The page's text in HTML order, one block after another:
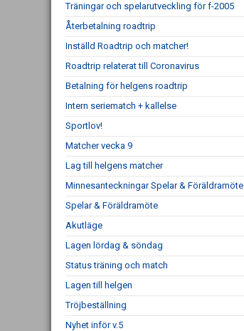
Träningar och spelarutveckling för f-2005
Återbetalning roadtrip
Inställd Roadtrip och matcher!
Roadtrip relaterat till Coronavirus
Betalning för helgens roadtrip
Intern seriematch + kallelse
Sportlov!
Matcher vecka 9
Lag till helgens matcher
Minnesanteckningar Spelar & Föräldramöte
Spelar & Föräldramöte
Akutläge
Lagen lördag & söndag
Status träning och match
Lagen till helgen
Tröjbeställning
Nyhet inför v.5